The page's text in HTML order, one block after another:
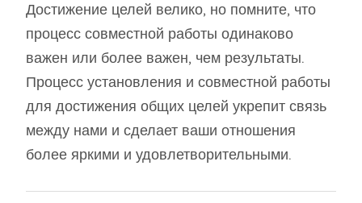
Достижение целей велико, но помните, что
процесс совместной работы одинаково
важен или более важен, чем результаты.
Процесс установления и совместной работы
для достижения общих целей укрепит связь
между нами и сделает ваши отношения
более яркими и удовлетворительными.